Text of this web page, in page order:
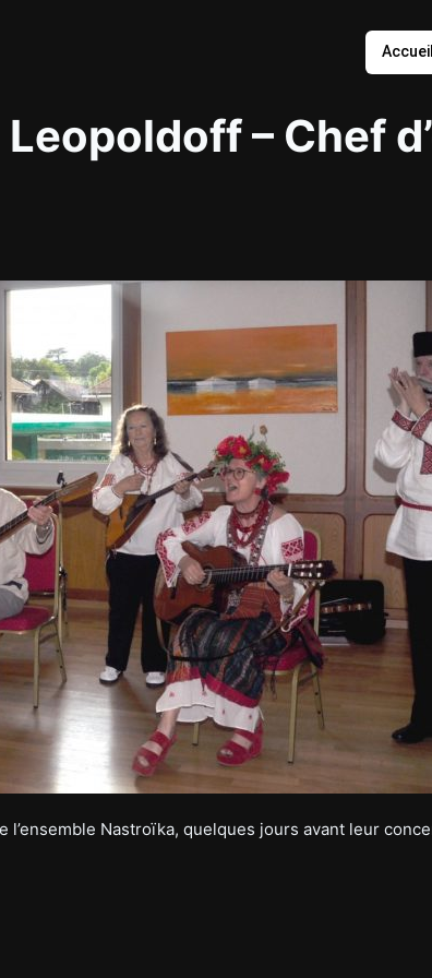
Accueil
– Chef
l’ensemble Nastroïka, quelques jours avant leur